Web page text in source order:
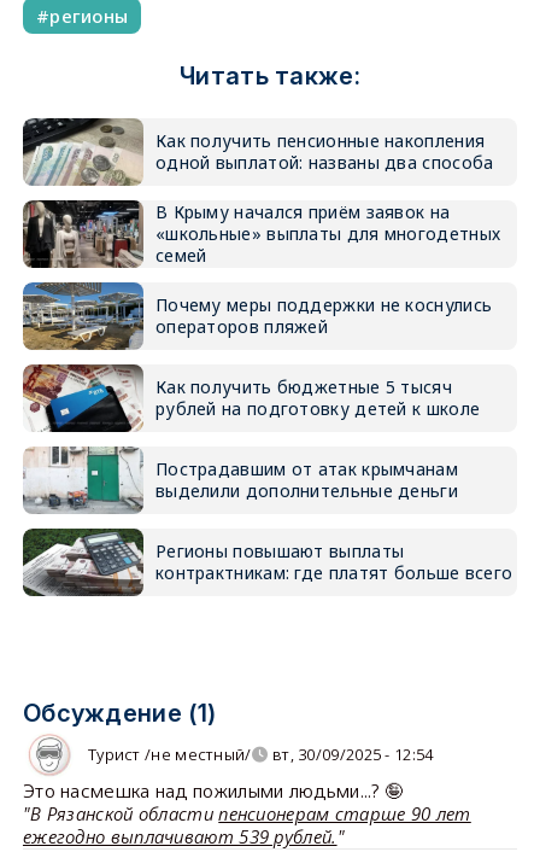
регионы
Читать также:
Как получить пенсионные накопления
одной выплатой: названы два способа
В Крыму начался приём заявок на
«школьные» выплаты для многодетных
семей
Почему меры поддержки не коснулись
операторов пляжей
Как получить бюджетные 5 тысяч
рублей на подготовку детей к школе
Пострадавшим от атак крымчанам
выделили дополнительные деньги
Регионы повышают выплаты
контрактникам: где платят больше всего
Обсуждение (1)
Турист /не местный/ вт, 30/09/2025 - 12:54
Это насмешка над пожилыми людьми...? 🤪
"В Рязанской областипенсионерам старше 90 лет
ежегодно выплачивают 539 рублей. "